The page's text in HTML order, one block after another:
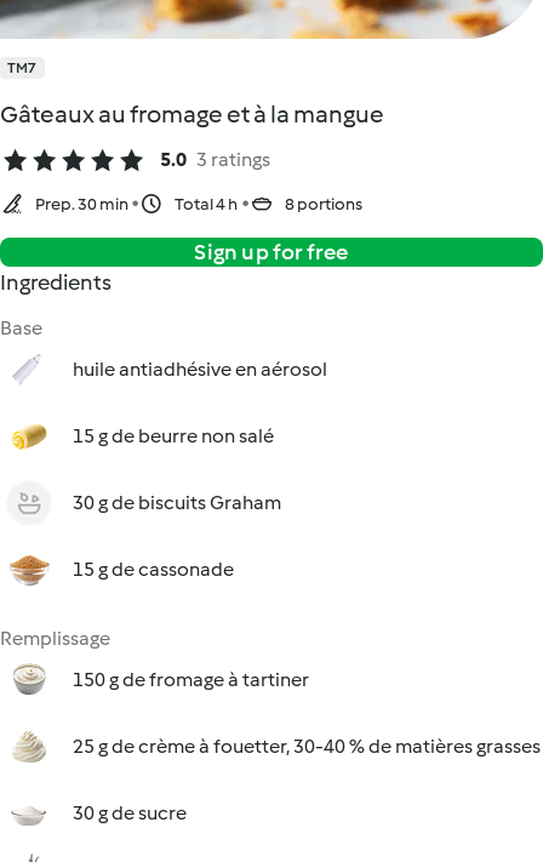
TM7
Gâteaux au fromage et à la mangue
5.0 3 ratings
Prep. 30 min Total 4 h 8 portions
Sign up for free
Ingredients
Base
huile antiadhésive en aérosol
15 g de beurre non salé
30 g de biscuits Graham
15 g de cassonade
Remplissage
150 g de fromage à tartiner
25 g de crème à fouetter, 30-40 % de matières grasses
30 g de sucre